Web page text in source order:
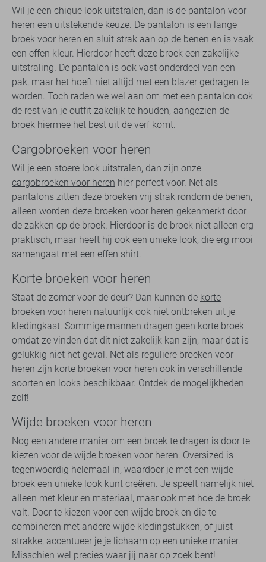
Wil je een chique look uitstralen, dan is de pantalon voor
heren een uitstekende keuze. De pantalon is een lange
broek voor heren en sluit strak aan op de benen en is vaak
een effen kleur. Hierdoor heeft deze broek een zakelijke
uitstraling. De pantalon is ook vast onderdeel van een
pak, maar het hoeft niet altijd met een blazer gedragen te
worden. Toch raden we wel aan om met een pantalon ook
de rest van je outfit zakelijk te houden, aangezien de
broek hiermee het best uit de verf komt.
Cargobroeken voor heren
Wil je een stoere look uitstralen, dan zijn onze
cargobroeken voor heren hier perfect voor. Net als
pantalons zitten deze broeken vrij strak rondom de benen,
alleen worden deze broeken voor heren gekenmerkt door
de zakken op de broek. Hierdoor is de broek niet alleen erg
praktisch, maar heeft hij ook een unieke look, die erg mooi
samengaat met een effen shirt.
Korte broeken voor heren
Staat de zomer voor de deur? Dan kunnen de korte
broeken voor heren natuurlijk ook niet ontbreken uit je
kledingkast. Sommige mannen dragen geen korte broek
omdat ze vinden dat dit niet zakelijk kan zijn, maar dat is
gelukkig niet het geval. Net als reguliere broeken voor
heren zijn korte broeken voor heren ook in verschillende
soorten en looks beschikbaar. Ontdek de mogelijkheden
zelf!
Wijde broeken voor heren
Nog een andere manier om een broek te dragen is door te
kiezen voor de wijde broeken voor heren. Oversized is
tegenwoordig helemaal in, waardoor je met een wijde
broek een unieke look kunt creëren. Je speelt namelijk niet
alleen met kleur en materiaal, maar ook met hoe de broek
valt. Door te kiezen voor een wijde broek en die te
combineren met andere wijde kledingstukken, of juist
strakke, accentueer je je lichaam op een unieke manier.
Misschien wel precies waar jij naar op zoek bent!